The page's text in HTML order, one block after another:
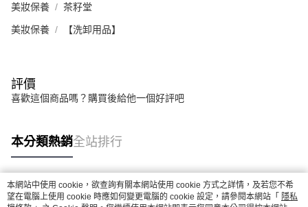
美妝保養 茶籽堂
美妝保養 【洗卸用品】
評價
喜歡這個商品嗎？購買後給他一個好評吧
本分類熱銷全站排行
熱門標籤
本網站中使用 cookie，欲查詢有關本網站使用 cookie 方式之詳情，及若您不希
望在電腦上使用 cookie 時應如何變更電腦的 cookie 設定，請參閱本網站「 隱私